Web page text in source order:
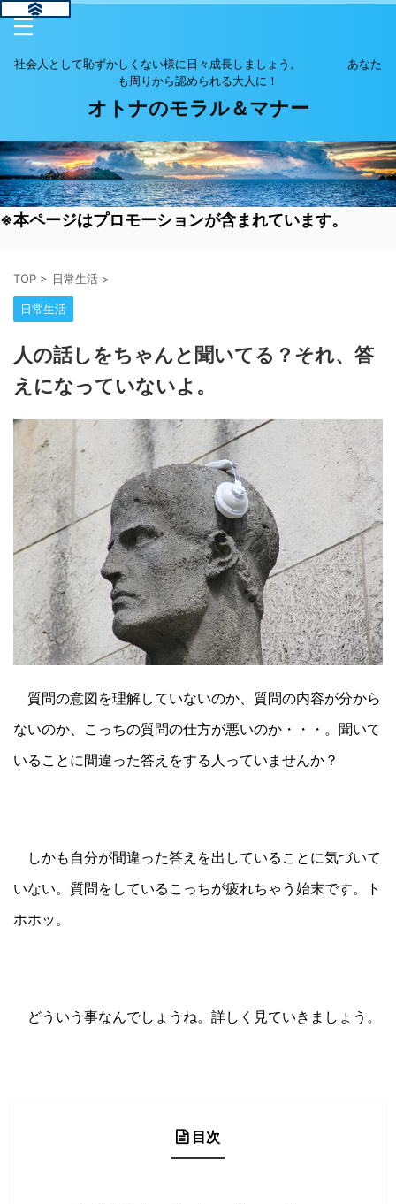
社会人として恥ずかしくない様に日々成長しましょう。 あなた
も周りから認められる大人に！
オトナのモラル＆マナー
※本ページはプロモーションが含まれています。
TOP > 日常生活 >
日常生活
人の話しをちゃんと聞いてる？それ、答
えになっていないよ。
質問の意図を理解していないのか、質問の内容が分から
ないのか、こっちの質問の仕方が悪いのか・・・。聞いて
いることに間違った答えをする人っていませんか？
しかも自分が間違った答えを出していることに気づいて
いない。質問をしているこっちが疲れちゃう始末です。ト
ホホッ。
どういう事なんでしょうね。詳しく見ていきましょう。
目次